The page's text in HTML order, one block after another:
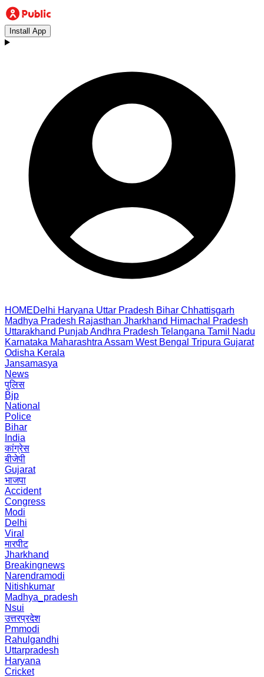
Install App
HOMEDelhi Haryana Uttar Pradesh Bihar Chhattisgarh
Madhya Pradesh Rajasthan Jharkhand Himachal Pradesh
Uttarakhand PunjabAndhra Pradesh Telangana Tamil Nadu
Karnataka Maharashtra Assam West Bengal Tripura Gujarat
Odisha Kerala
Jansamasya
News
पुलिस
Bjp
National
Police
Bihar
India
कांग्रेस
बीजेपी
Gujarat
भाजपा
Accident
Congress
Modi
Delhi
Viral
मारपीट
Jharkhand
Breakingnews
Narendramodi
Nitishkumar
Madhya_pradesh
Nsui
उत्तरप्रदेश
Pmmodi
Rahulgandhi
Uttarpradesh
Haryana
Cricket